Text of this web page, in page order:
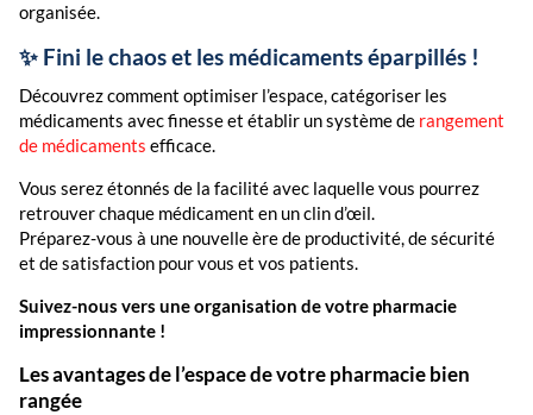
organisée.
✨ Fini le chaos et les médicaments éparpillés !
Découvrez comment optimiser l’espace, catégoriser les
médicaments avec finesse et établir un système de rangement
de médicaments efficace.
Vous serez étonnés de la facilité avec laquelle vous pourrez
retrouver chaque médicament en un clin d’œil.
Préparez-vous à une nouvelle ère de productivité, de sécurité
et de satisfaction pour vous et vos patients.
Suivez-nous vers une organisation de votre pharmacie
impressionnante !
Les avantages de l’espace de votre pharmacie bien
rangée